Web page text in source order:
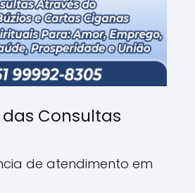
Consultas
de atendimento em